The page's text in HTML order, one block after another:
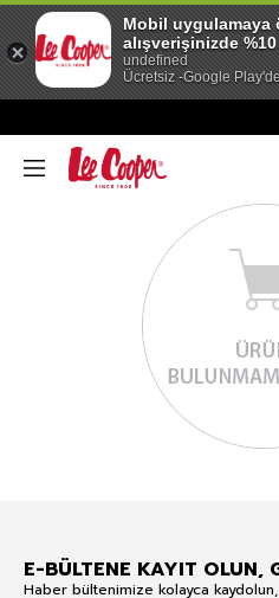
E-BÜLTENE KAYIT OLUN,
Haber bültenimize kolayca
Mobil uygulamaya
alışverişinizde
undefined
Ücretsiz -Google